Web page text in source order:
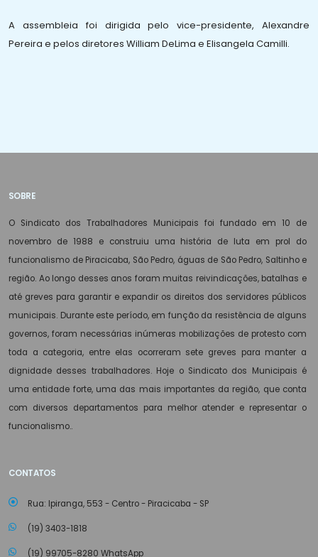
A assembleia foi dirigida pelo vice-presidente, Alexandre
Pereira e pelos diretores William DeLima e Elisangela Camilli.
SOBRE
O Sindicato dos Trabalhadores Municipais foi fundado em 10 de
novembro de 1988 e construiu uma história de luta em prol do
funcionalismo de Piracicaba, São Pedro, águas de São Pedro, Saltinho e
região. Ao longo desses anos foram muitas reivindicações, batalhas e
até greves para garantir e expandir os direitos dos servidores públicos
municipais. Durante este período, em função da resistência de alguns
governos, foram necessárias inúmeras mobilizações de protesto com
toda a categoria, entre elas ocorreram sete greves para manter a
dignidade desses trabalhadores. Hoje o Sindicato dos Municipais é
uma entidade forte, uma das mais importantes da região, que conta
com diversos departamentos para melhor atender e representar o
funcionalismo..
CONTATOS
Rua: Ipiranga, 553 - Centro - Piracicaba - SP
(19) 3403-1818
(19) 99705-8280 WhatsApp